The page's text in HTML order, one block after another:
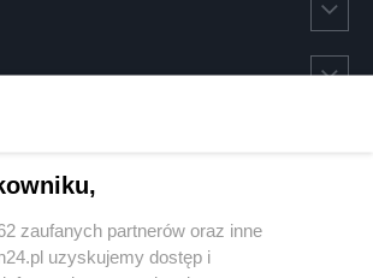
zaufanych partnerów oraz inne
uzyskujemy dostęp i